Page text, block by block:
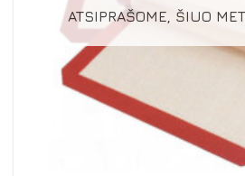
ATSIPRAŠOME, ŠIUO